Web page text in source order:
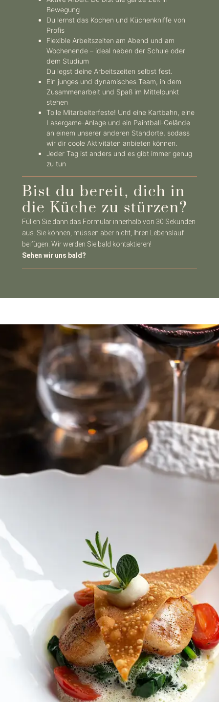
Bewegung
Du lernst das Kochen und Küchenkniffe von
Profis
Flexible Arbeitszeiten am Abend und am
Wochenende – ideal neben der Schule oder
dem Studium
Du legst deine Arbeitszeiten selbst fest.
Ein junges und dynamisches Team, in dem
Zusammenarbeit und Spaß im Mittelpunkt
stehen
Tolle Mitarbeiterfeste! Und eine Kartbahn, eine
Lasergame-Anlage und ein Paintball-Gelände
an einem unserer anderen Standorte, sodass
wir dir coole Aktivitäten anbieten können.
Jeder Tag ist anders und es gibt immer genug
zu tun
Bist du bereit, dich in
die Küche zu stürzen?
Füllen Sie dann das Formular innerhalb von 30 Sekunden
aus. Sie können, müssen aber nicht, Ihren Lebenslauf
beifügen. Wir werden Sie bald kontaktieren!
Sehen wir uns bald?